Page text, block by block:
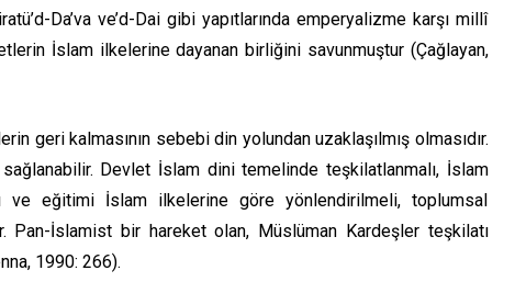
Da’va ve’d-Dai gibi yapıtlarında emperyalizme karşı millî
İslam ilkelerine dayanan birliğini savunmuştur (Çağlayan,
geri kalmasının sebebi din yolundan uzaklaşılmış olmasıdır.
Devlet İslam dini temelinde teşkilatlanmalı, İslam
ve eğitimi İslam ilkelerine göre yönlendirilmeli, toplumsal
İslamist bir hareket olan, Müslüman Kardeşler teşkilatı
1990: 266).